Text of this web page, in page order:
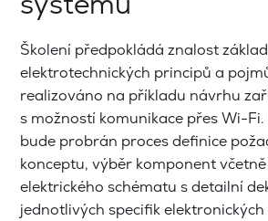
Školení předpokládá znalost
elektrotechnických principů a
realizováno na příkladu návrhu
s možností komunikace přes Wi-
bude probrán proces definice
konceptu, výběr komponent
elektrického schématu s detailní
jednotlivých specifik